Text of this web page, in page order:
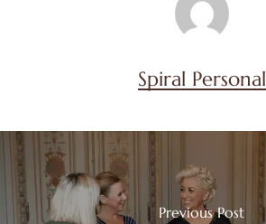
Spiral Personal
Previous Post